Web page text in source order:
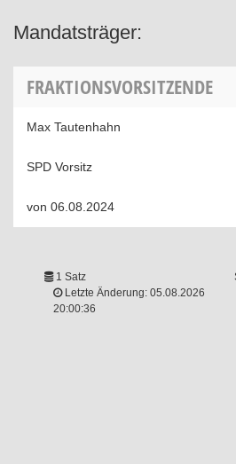
Mandatsträger:
FRAKTIONSVORSITZENDE
Max Tautenhahn
SPD Vorsitz
von 06.08.2024
1 Satz
Letzte Änderung: 05.08.2026
20:00:36